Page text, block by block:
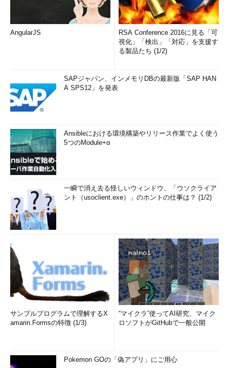
ちらの主張が通りそうなのか想像もつかないし、実際は米国デラ
ウェア州（ちなみにIP関係の訴訟ではおなじみの地名だ。知財関
係の訴訟がやりやすい土地と聞く）の連邦地方裁判所でどのよう
ある。そこで思い出されるのは日立製作所とMotorolaの裁判で、
日立製作所のマイコン特許抵触でMotorolaの主力CPUが差し止め
になった一件だ。
だったが、既に量産出荷されている主力CPUが出荷停止になると
Motorola側の傷は深い。結局、強気に日立製作所を責めていた
Motorolaが慌てて和解に走ったという記憶がある。今回の
Qualcommのビジネス規模は、そんな昔話の規模など何桁も上回
と思うのだが。そんなことは当事者は考え尽くしているだろう。
ArmがダメならRISC-Vがある？
うにArmのライセンス料というのはQualcommであっても腹が立
つ存在らしい。
一方、RISC-Vではライセンス料がかからないということにな
っている。RISC-V International
という団体は、Armのライセン
ス料に比べたら微々たる金額の会費を払って集った加盟各社が、
話し合って仕様書を作っているだけの団体だからだ。
きる。ただし、実装した回路や製品が第三者の特許とかに抵触し
AngularJS
RSA Conference 2016に見る「可
視化」「検出」「対応」を支援す
る製品たち (1/2)
SAPジャパン、インメモリDBの最新版「SAP HAN
A SPS12」を発表
Ansibleにおける環境構築やリリース作業でよく使う
5つのModule+α
一瞬で消え去る怪しいウィンドウ、「ウソクライア
ント（usoclient.exe）」のホントの仕事は？ (1/2)
サンプルプログラムで理解するX
amarin.Formsの特徴 (1/3)
“マイクラ”使ってAI研究、マイク
ロソフトがGitHubで一般公開
Pokemon GOの「偽アプリ」にご用心